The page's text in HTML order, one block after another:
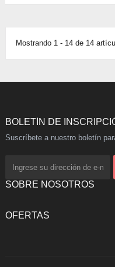
Mostrando 1 - 14 de 14
BOLETÍN DE
Suscríbete a nuestro boletín
SOBRE NOSOTROS
OFERTAS